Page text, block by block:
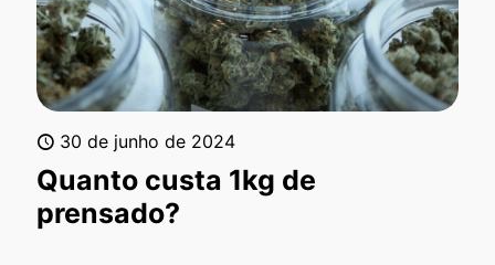
30 de junho de 2024
Quanto custa 1kg de
prensado?